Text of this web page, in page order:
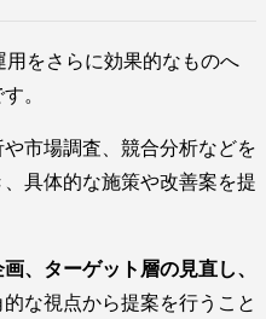
をさらに効果的なものへ
。
市場調査、競合分析などを
具体的な施策や改善案を提
、ターゲット層の見直し、
な視点から提案を行うこと